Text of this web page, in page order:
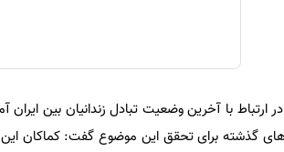
ارتباط با آخرین وضعیت تبادل زندانیان بین
گذشته برای تحقق این موضوع گفت: کماکان